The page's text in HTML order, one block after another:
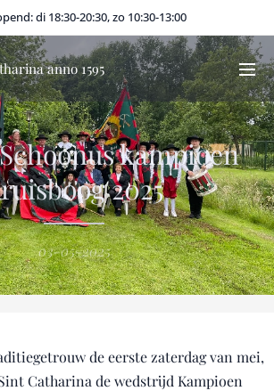
di 18:30-20:30, zo 10:30-13:00
anno 1595
kampioen
2025
03-05-2025
de eerste zaterdag van mei,
Catharina de wedstrijd Kampioen